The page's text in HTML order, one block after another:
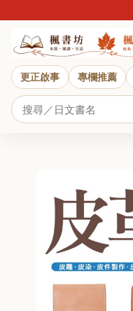
更正啟事 專欄推薦